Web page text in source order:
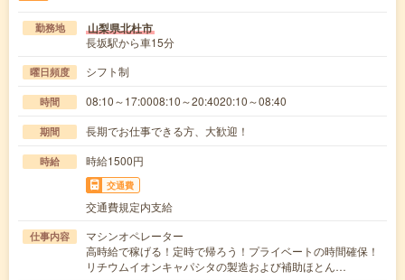
勤務地 山梨県北杜市
長坂駅から車15分
曜日頻度 シフト制
時間 08:10～17:0008:10～20:4020:10～08:40
期間 長期でお仕事できる方、大歓迎！
時給 時給1500円
交通費
交通費規定内支給
仕事内容
マシンオペレーター
高時給で稼げる！定時で帰ろう！プライベートの時間確保！
リチウムイオンキャパシタの製造および補助ほとん…